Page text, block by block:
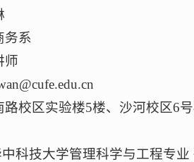
务系
师
路校区实验楼5楼、沙河校区6
中科技大学管理科学与工程专业